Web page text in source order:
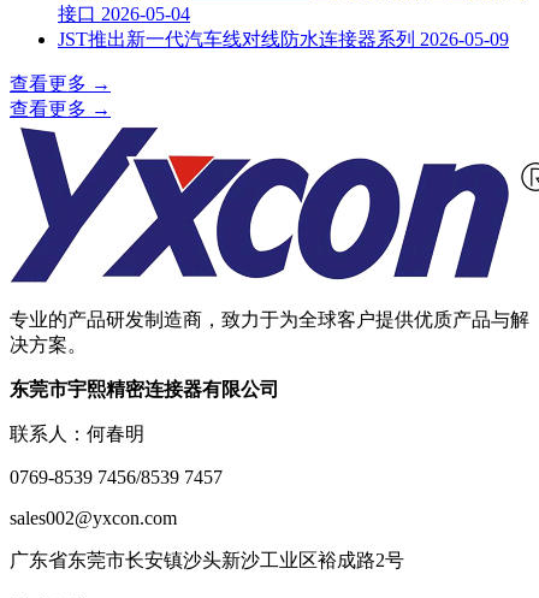
接口 2026-05-04
JST推出新一代汽车线对线防水连接器系列 2026-05-09
查看更多 →
查看更多 →
专业的产品研发制造商，致力于为全球客户提供优质产品与解
决方案。
东莞市宇熙精密连接器有限公司
联系人：何春明
0769-8539 7456/8539 7457
sales002@yxcon.com
广东省东莞市长安镇沙头新沙工业区裕成路2号